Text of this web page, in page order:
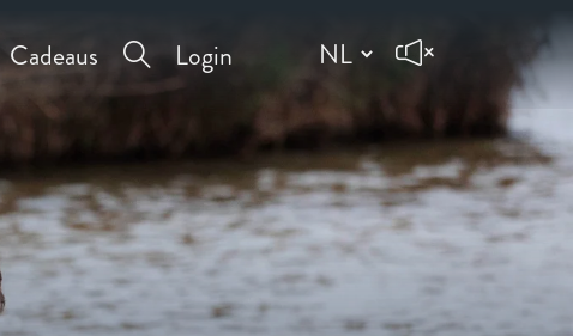
Cadeaus Login